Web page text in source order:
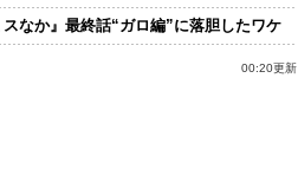
スなか』最終話“ガロ編”に落胆したワケ
00:20更新